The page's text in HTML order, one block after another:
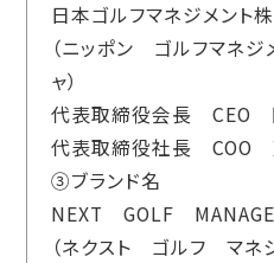
日本ゴルフマネジメント
（ニッポン ゴルフマネ
ャ）
代表取締役会長 CEO
代表取締役社長
③ブランド名
NEXT GOLF
（ネクスト ゴルフ マネジ